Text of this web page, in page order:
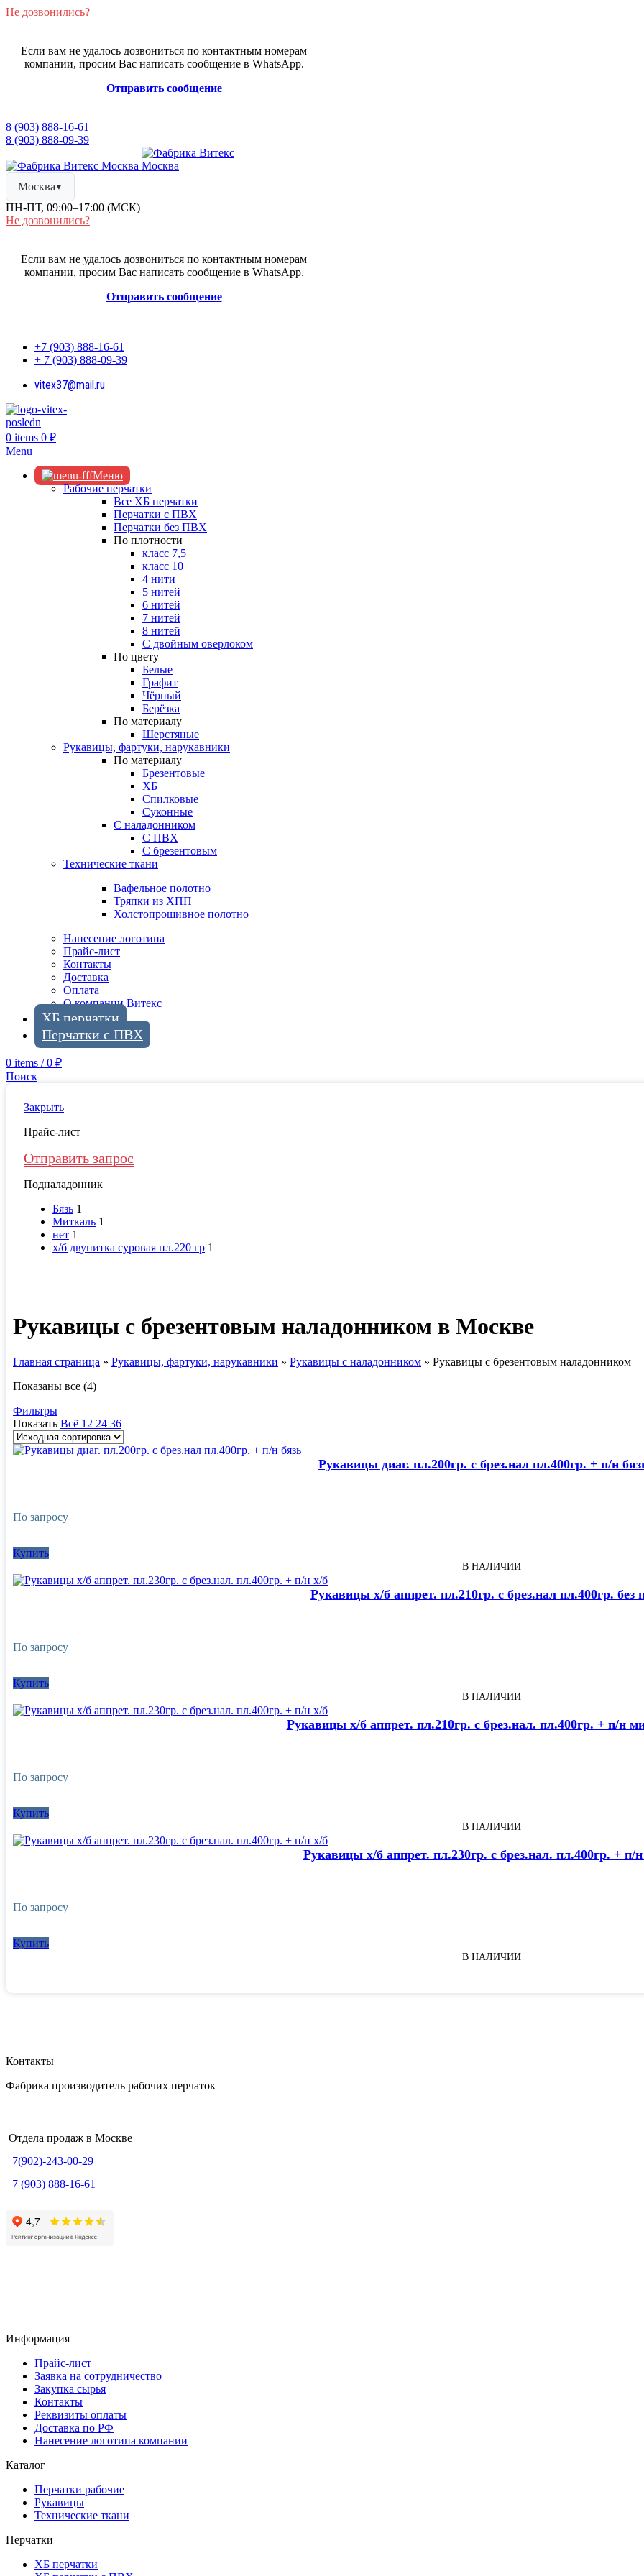
Не дозвонились?
Если вам не удалось дозвониться по контактным номерам
компании, просим Вас написать сообщение в WhatsApp.
Отправить сообщение
8 (903) 888-16-61
8 (903) 888-09-39
Москва ▼
ПН-ПТ, 09:00–17:00 (МСК)
Не дозвонились?
Если вам не удалось дозвониться по контактным номерам
компании, просим Вас написать сообщение в WhatsApp.
Отправить сообщение
+7 (903) 888-16-61
+ 7 (903) 888-09-39
vitex37@mail.ru
0 items 0 ₽
Menu
Меню
Рабочие перчатки
Все ХБ перчатки
Перчатки с ПВХ
Перчатки без ПВХ
По плотности
класс 7,5
класс 10
4 нити
5 нитей
6 нитей
7 нитей
8 нитей
С двойным оверлоком
По цвету
Белые
Графит
Чёрный
Берёзка
По материалу
Шерстяные
Рукавицы, фартуки, нарукавники
По материалу
Брезентовые
ХБ
Спилковые
Суконные
С наладонником
С ПВХ
С брезентовым
Технические ткани
Вафельное полотно
Тряпки из ХПП
Холстопрошивное полотно
Нанесение логотипа
Прайс-лист
Контакты
Доставка
Оплата
О компании Витекс
ХБ перчатки
Перчатки с ПВХ
0 items / 0 ₽
Поиск
Закрыть
Прайс-лист
Отправить запрос
Подналадонник
Бязь 1
Миткаль 1
нет 1
х/б двунитка суровая пл.220 гр 1
Рукавицы с брезентовым наладонником в Москве
Главная страница » Рукавицы, фартуки, нарукавники » Рукавицы с наладонником » Рукавицы с брезентовым наладонником
Показаны все (4)
Фильтры
Показать Всё 12 24 36
Рукавицы диаг. пл.200гр. с брез.нал пл.400гр. + п/н
По запросу
Купить
В НАЛИЧИИ
Рукавицы х/б аппрет. пл.210гр. с брез.нал пл.400гр. без
По запросу
Купить
В НАЛИЧИИ
Рукавицы х/б аппрет. пл.210гр. с брез.нал. пл.400гр. + п/н
По запросу
Купить
В НАЛИЧИИ
Рукавицы х/б аппрет. пл.230гр. с брез.нал. пл.400гр. + п/
По запросу
Купить
В НАЛИЧИИ
Контакты
Фабрика производитель рабочих перчаток
Отдела продаж в Москве
+7(902)-243-00-29
+7 (903) 888-16-61
Информация
Прайс-лист
Заявка на сотрудничество
Закупка сырья
Контакты
Реквизиты оплаты
Доставка по РФ
Нанесение логотипа компании
Каталог
Перчатки рабочие
Рукавицы
Технические ткани
Перчатки
ХБ перчатки